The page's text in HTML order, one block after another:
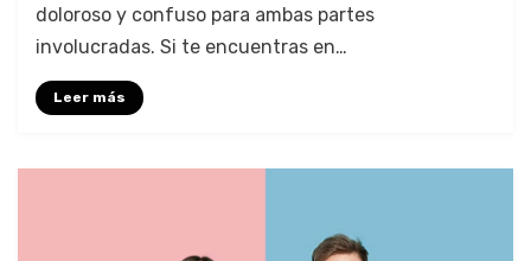
doloroso y confuso para ambas partes
involucradas. Si te encuentras en…
Leer más